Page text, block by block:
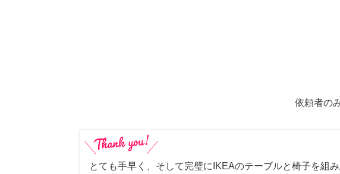
依頼者の
とても手早く、そして完璧にIKEAのテーブルと椅子を組